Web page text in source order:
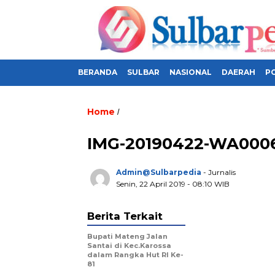
BERANDA SULBAR NASIONAL DAERAH
Home /
IMG-20190422-
Admin@sulbarpedia - Jurnalis
Senin, 22 April 2019 - 08:10 WIB
Berita Terkait
Bupati Mateng Jalan
Santai di Kec.Karossa
dalam Rangka Hut RI Ke-
81